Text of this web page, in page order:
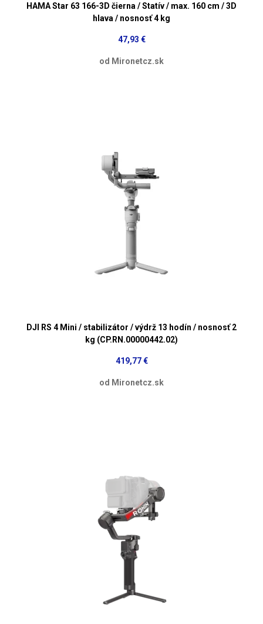
HAMA Star 63 166-3D čierna / Statív / max. 160 cm / 3D
hlava / nosnosť 4 kg
47,93 €
od Mironetcz.sk
DJI RS 4 Mini / stabilizátor / výdrž 13 hodín / nosnosť 2
kg (CP.RN.00000442.02)
419,77 €
od Mironetcz.sk